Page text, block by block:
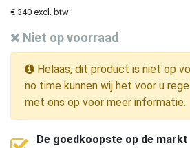
€ 340 excl. btw
Niet op voorraad
Helaas, dit product is niet op
no time kunnen wij het voor u
met ons op voor meer informatie.
De goedkoopste op de markt